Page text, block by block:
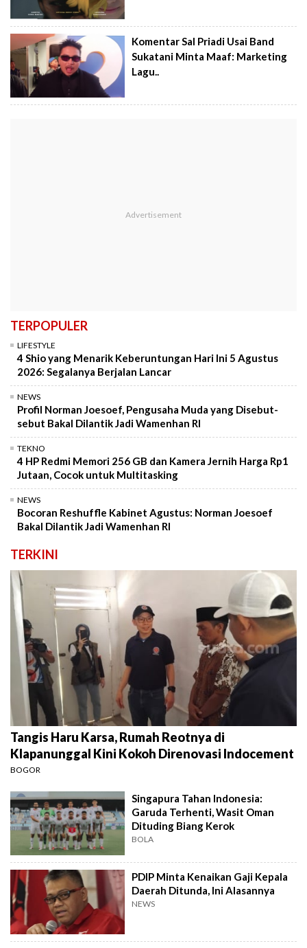
Komentar Sal Priadi Usai Band
Sukatani Minta Maaf: Marketing
Lagu..
TERPOPULER
LIFESTYLE
4 Shio yang Menarik Keberuntungan Hari Ini 5 Agustus
2026: Segalanya Berjalan Lancar
NEWS
Profil Norman Joesoef, Pengusaha Muda yang Disebut-
sebut Bakal Dilantik Jadi Wamenhan RI
TEKNO
4 HP Redmi Memori 256 GB dan Kamera Jernih Harga Rp1
Jutaan, Cocok untuk Multitasking
NEWS
Bocoran Reshuffle Kabinet Agustus: Norman Joesoef
Bakal Dilantik Jadi Wamenhan RI
TERKINI
Tangis Haru Karsa, Rumah Reotnya di
Klapanunggal Kini Kokoh Direnovasi Indocement
BOGOR
Singapura Tahan Indonesia:
Garuda Terhenti, Wasit Oman
Dituding Biang Kerok
BOLA
PDIP Minta Kenaikan Gaji Kepala
Daerah Ditunda, Ini Alasannya
NEWS